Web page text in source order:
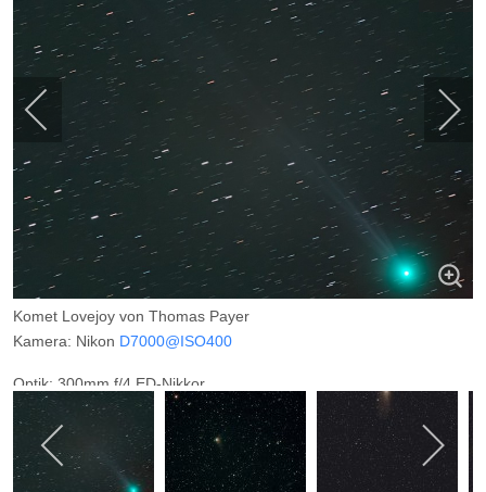
Komet Lovejoy von Thomas Payer
Kamera: Nikon D7000@ISO400
Optik: 300mm f/4 ED-Nikkor
Belichtungszeit: 28 x 1min
Filter: ---
Ort: WHS-Essen
Datum: 24.01.2015